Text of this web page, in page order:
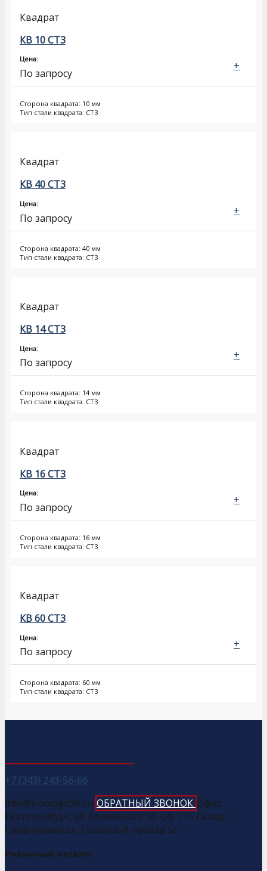
Квадрат
КВ 10 СТ3
Цена:
По запросу
Сторона квадрата: 10 мм
Тип стали квадрата: СТ3
+
Квадрат
КВ 40 СТ3
Цена:
По запросу
Сторона квадрата: 40 мм
Тип стали квадрата: СТ3
+
Квадрат
КВ 14 СТ3
Цена:
По запросу
Сторона квадрата: 14 мм
Тип стали квадрата: СТ3
+
Квадрат
КВ 16 СТ3
Цена:
По запросу
Сторона квадрата: 16 мм
Тип стали квадрата: СТ3
+
Квадрат
КВ 60 СТ3
Цена:
По запросу
Сторона квадрата: 60 мм
Тип стали квадрата: СТ3
+
+7 (343) 243-56-66
info@ironlogic96.ru ОБРАТНЫЙ ЗВОНОК Офис:
Екатеринбург, ул. Белинского 56, оф. 715 Склад:
Среднеуральск, Северный проезд 5г
Розничный каталог